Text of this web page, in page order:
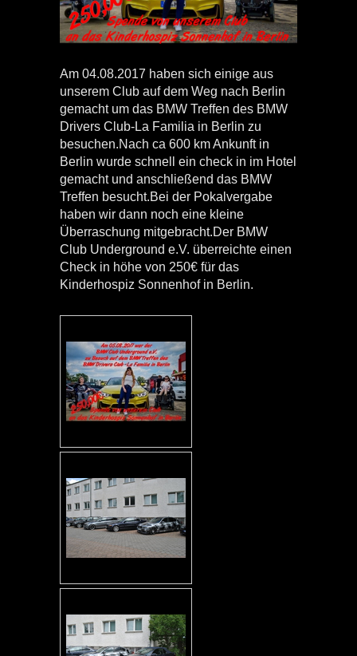
Am 04.08.2017 haben sich einige aus
unserem Club auf dem Weg nach Berlin
gemacht um das BMW Treffen des BMW
Drivers Club-La Familia in Berlin zu
besuchen.Nach ca 600 km Ankunft in
Berlin wurde schnell ein check in im Hotel
gemacht und anschließend das BMW
Treffen besucht.Bei der Pokalvergabe
haben wir dann noch eine kleine
Überraschung mitgebracht.Der BMW
Club Underground e.V. überreichte einen
Check in höhe von 250€ für das
Kinderhospiz Sonnenhof in Berlin.